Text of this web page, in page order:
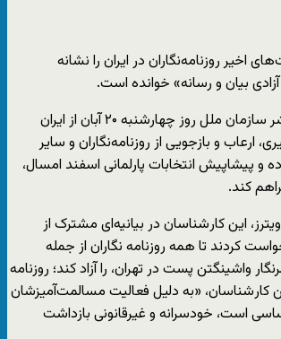
اخیر روزنامه‌نگاران در ایران را نشانه
بیان و رسانه» خوانده است.
کار‌شناسان حقوق بشر سازمان ملل روز چهارشنبه ۲۰ آبان از ایران
ارعاب و بازجویی از روزنامه‌نگاران و سایر
و پیشاپیش انتخابات پارلمانی اسفند امسال،
کند.
این کار‌شناسان در بیانیه‌ای مشترک از
کردند تا همه روزنامه نگاران از جمله
واشینگتن پست در تهران، را آزاد کند؛ روزنامه
کار‌شناسان، «به دلیل فعالیت مسالمت‌آمیزشان
است، خودسرانه و غیرقانونی بازداشت